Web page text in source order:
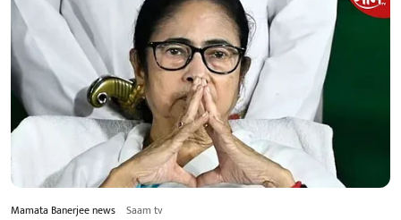
Mamata Banerjee news Saam tv